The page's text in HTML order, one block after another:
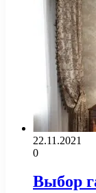
22.11.2021
0
Выбор